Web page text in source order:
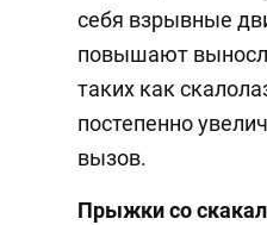
себя взрывные
повышают
таких как
постепенно
вызов.
Прыжки со